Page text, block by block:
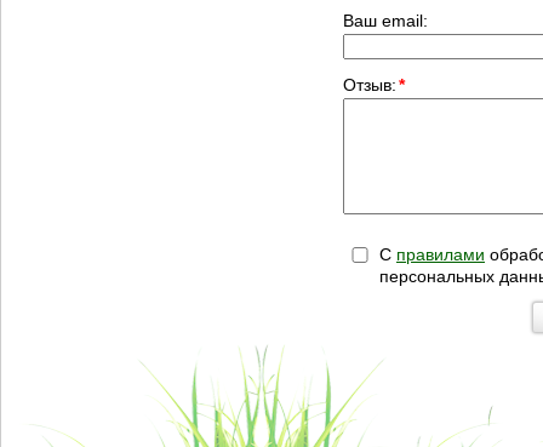
Ваш email:
Отзыв:*
С правилами
персональных